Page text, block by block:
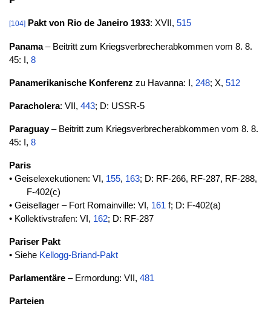
[104] Pakt von Rio de Janeiro 1933: XVII, 515
Panama– Beitritt zum Kriegsverbrecherabkommen vom 8. 8.
45: I, 8
Panamerikanische Konferenz zu Havanna: I, 248; X, 512
Paracholera: VII, 443; D: USSR-5
Paraguay– Beitritt zum Kriegsverbrecherabkommen vom 8. 8.
45: I, 8
Paris
• Geiselexekutionen: VI, 155, 163; D: RF-266, RF-287, RF-288,
F-402(c)
• Geisellager – Fort Romainville: VI, 161f; D: F-402(a)
• Kollektivstrafen: VI, 162; D: RF-287
Pariser Pakt
• Siehe Kellogg-Briand-Pakt
Parlamentäre– Ermordung: VII, 481
Parteien